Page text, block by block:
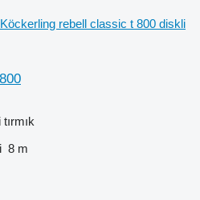
Köckerling rebell classic t 800 diskli
8 m